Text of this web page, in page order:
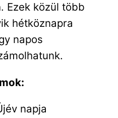
Ezek közül több
hétköznapra
napos
napja